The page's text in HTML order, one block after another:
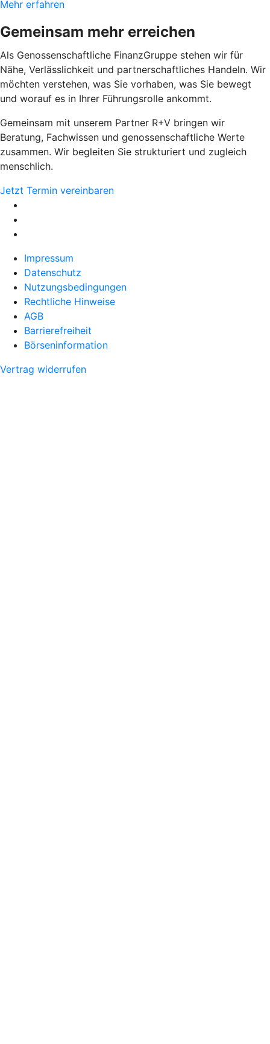
Mehr erfahren
Gemeinsam mehr erreichen
Als Genossenschaftliche FinanzGruppe stehen wir für
Nähe, Verlässlichkeit und partnerschaftliches Handeln. Wir
möchten verstehen, was Sie vorhaben, was Sie bewegt
und worauf es in Ihrer Führungsrolle ankommt.
Gemeinsam mit unserem Partner R+V bringen wir
Beratung, Fachwissen und genossenschaftliche Werte
zusammen. Wir begleiten Sie strukturiert und zugleich
menschlich.
Jetzt Termin vereinbaren
Impressum
Datenschutz
Nutzungsbedingungen
Rechtliche Hinweise
AGB
Barrierefreiheit
Börseninformation
Vertrag widerrufen